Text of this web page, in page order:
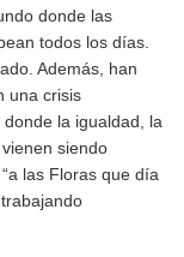
donde las
todos los días.
Además, han
una crisis
la igualdad, la
siendo
las Floras que día